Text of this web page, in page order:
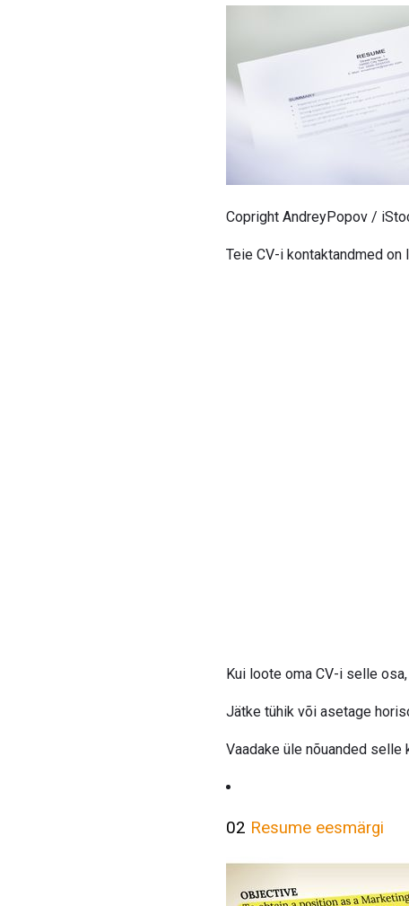
Copright AndreyPopov /
Teie CV-i kontaktandmed
Kui loote oma CV-i selle
Jätke tühik või asetage
Vaadake üle nõuanded selle
02 Resume eesmärgi